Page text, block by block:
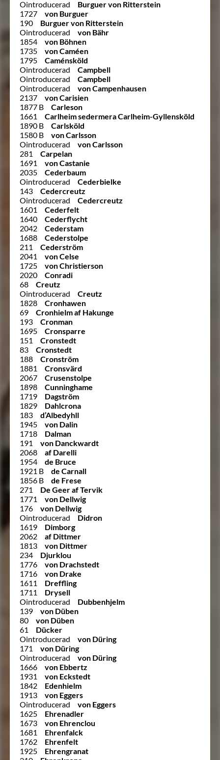
Ointroducerad
Burguer von Ritterstein
1727
von Burguer
190
Burguer von Ritterstein
Ointroducerad
von Bähr
1854
von Böhnen
1735
von Caméen
1795
Caménsköld
Ointroducerad
Campbell
Ointroducerad
Campbell
Ointroducerad
von Campenhausen
2137
von Carisien
1877 B
Carleson
1661
Carlheim sedermera Carlheim-Gyllensköld
1890 B
Carlsköld
1580 B
von Carlsson
Ointroducerad
von Carlsson
281
Carpelan
1691
von Castanie
2035
Cederbaum
Ointroducerad
Cederbielke
143
Cedercreutz
Ointroducerad
Cedercreutz
1601
Cederfelt
1640
Cederflycht
2042
Cederstam
1688
Cederstolpe
211
Cederström
2041
von Celse
1725
von Christierson
2020
Conradi
68
Creutz
Ointroducerad
Creutz
1828
Cronhawen
69
Cronhielm af Hakunge
193
Cronman
1695
Cronsparre
151
Cronstedt
83
Cronstedt
188
Cronström
1881
Cronsvärd
2067
Crusenstolpe
1898
Cunninghame
1719
Dagström
1829
Dahlcrona
183
d’Albedyhll
1945
von Dalin
1718
Dalman
191
von Danckwardt
2068
af Darelli
1954
de Bruce
1921 B
de Carnall
1856 B
de Frese
271
De Geer af Tervik
1771
von Dellwig
176
von Dellwig
Ointroducerad
Didron
1619
Dimborg
2062
af Dittmer
1813
von Dittmer
234
Djurklou
1776
von Drachstedt
1716
von Drake
1611
Dreffling
1711
Drysell
Ointroducerad
Dubbenhjelm
139
von Düben
80
von Düben
61
Dücker
Ointroducerad
von Düring
171
von Düring
Ointroducerad
von Düring
1666
von Ebbertz
1931
von Eckstedt
1842
Edenhielm
1913
von Eggers
Ointroducerad
von Eggers
1625
Ehrenadler
1673
von Ehrenclou
1681
Ehrenfalck
1762
Ehrenfelt
1925
Ehrengranat